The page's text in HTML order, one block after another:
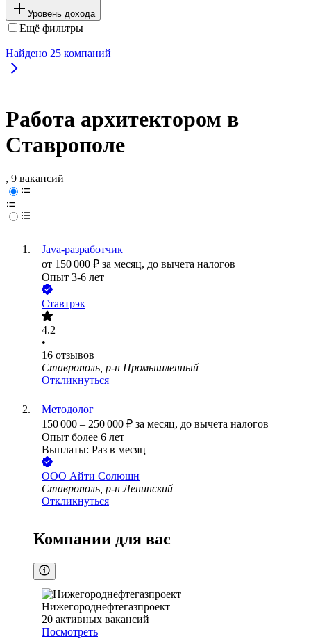
Уровень дохода
Ещё фильтры
Найдено 25 компаний
Работа архитектором в
Ставрополе
, 9 вакансий
Java-разработчик
от 150 000 ₽ за месяц, до вычета налогов
Опыт 3-6 лет
Ставтрэк
4.2
•
16 отзывов
Ставрополь, р-н Промышленный
Откликнуться
Методолог
150 000 – 250 000 ₽ за месяц, до вычета налогов
Опыт более 6 лет
Выплаты: Раз в месяц
ООО Айти Солюшн
Ставрополь, р-н Ленинский
Откликнуться
Компании для вас
Нижегороднефтегазпроект
20 активных вакансий
Посмотреть